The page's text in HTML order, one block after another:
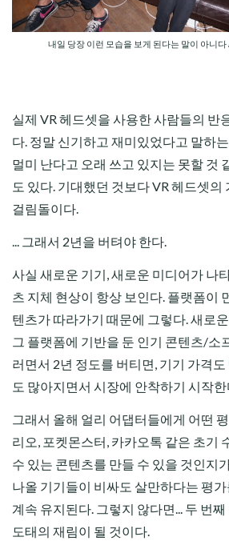
내일 당장 이런 모습을 보게 된다는 말이 아니
실제 VR 헤드셋을 사용한 사람들의 반
다. 정말 신기하고 재미있었다고 말하
멀미 난다고 오래 쓰고 있지는 못할 것
도 있다. 기대했던 것보다 VR 헤드셋의
걸림돌이다.
... 그래서 2년을 버텨야 한다.
사실 새로운 기기, 새로운 미디어가 나
츠 지체 현상이 항상 보인다. 플랫폼이
텐츠가 따라가기 때문에 그렇다. 새로
그 플랫폼에 기반을 둔 인기 콘텐츠/소
러면서 2년 정도를 버티면, 기기 가격
도 많아지면서 시장에 안착하기 시작한
그래서 올해 얼리 어댑터들에게 어떤
리오, 포켓몬스터, 카카오톡 같은 초기
수 있는 콘텐츠를 만들 수 있을 것인지
나올 기기들이 비싸도 살만하다는 평
계속 유지된다. 그렇지 않다면... 두 번
도태의 재림이 될 것이다.